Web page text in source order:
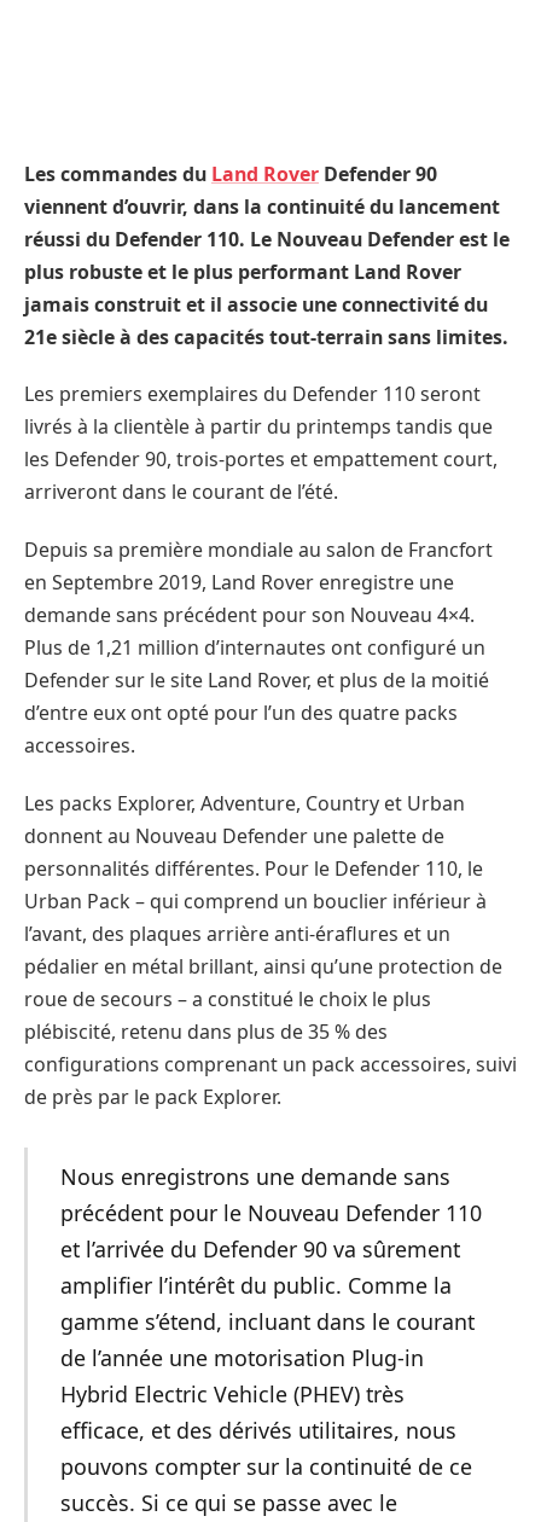
Les commandes du Land Rover Defender 90
viennent d’ouvrir, dans la continuité du lancement
réussi du Defender 110. Le Nouveau Defender est le
plus robuste et le plus performant Land Rover
jamais construit et il associe une connectivité du
21e siècle à des capacités tout-terrain sans limites.
Les premiers exemplaires du Defender 110 seront
livrés à la clientèle à partir du printemps tandis que
les Defender 90, trois-portes et empattement court,
arriveront dans le courant de l’été.
Depuis sa première mondiale au salon de Francfort
en Septembre 2019, Land Rover enregistre une
demande sans précédent pour son Nouveau 4×4.
Plus de 1,21 million d’internautes ont configuré un
Defender sur le site Land Rover, et plus de la moitié
d’entre eux ont opté pour l’un des quatre packs
accessoires.
Les packs Explorer, Adventure, Country et Urban
donnent au Nouveau Defender une palette de
personnalités différentes. Pour le Defender 110, le
Urban Pack – qui comprend un bouclier inférieur à
l’avant, des plaques arrière anti-éraflures et un
pédalier en métal brillant, ainsi qu’une protection de
roue de secours – a constitué le choix le plus
plébiscité, retenu dans plus de 35 % des
configurations comprenant un pack accessoires, suivi
de près par le pack Explorer.
Nous enregistrons une demande sans
précédent pour le Nouveau Defender 110
et l’arrivée du Defender 90 va sûrement
amplifier l’intérêt du public. Comme la
gamme s’étend, incluant dans le courant
de l’année une motorisation Plug-in
Hybrid Electric Vehicle (PHEV) très
efficace, et des dérivés utilitaires, nous
pouvons compter sur la continuité de ce
succès. Si ce qui se passe avec le